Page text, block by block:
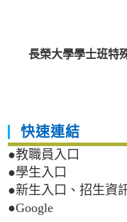
長榮大學學士班特
快速連結
●教職員入口
●學生入口
●新生入口、招生資
●Google